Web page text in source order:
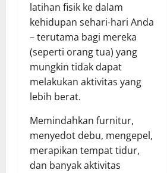
latihan fisik ke dalam
kehidupan sehari-hari Anda
– terutama bagi mereka
(seperti orang tua) yang
mungkin tidak dapat
melakukan aktivitas yang
lebih berat.
Memindahkan furnitur,
menyedot debu, mengepel,
merapikan tempat tidur,
dan banyak aktivitas